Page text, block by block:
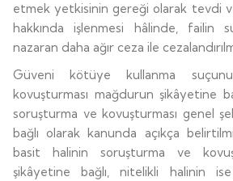
etmek yetkisinin gereği olarak tevdi
hakkında işlenmesi hâlinde, failin
nazaran daha ağır ceza ile
Güveni kötüye kullanma
kovuşturması mağdurun şikâyetine
soruşturma ve kovuşturması genel
bağlı olarak kanunda açıkça
basit halinin soruşturma ve
şikâyetine bağlı, nitelikli halinin ise